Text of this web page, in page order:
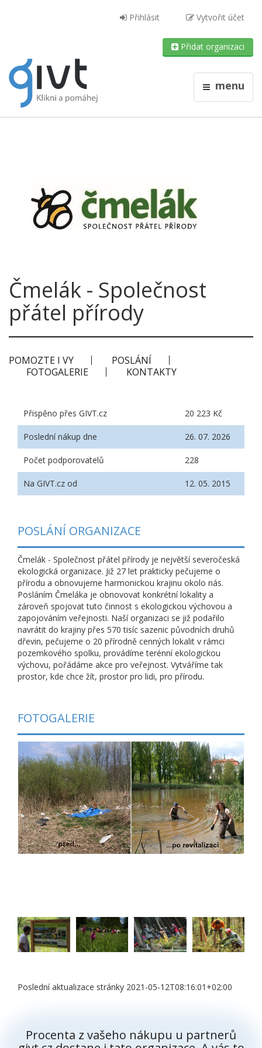
Přihlásit Vytvořit účet
Přidat organizaci
menu
Čmelák - Společnost
přátel přírody
POMOZTE I VY
POSLÁNÍ
FOTOGALERIE
KONTAKTY
Přispěno přes GIVT.cz 20 223 Kč
Poslední nákup dne 26. 07. 2026
Počet podporovatelů 228
Na GIVT.cz od 12. 05. 2015
POSLÁNÍ ORGANIZACE
Čmelák - Společnost přátel přírody je největší severočeská
ekologická organizace. Již 27 let prakticky pečujeme o
přírodu a obnovujeme harmonickou krajinu okolo nás.
Posláním Čmeláka je obnovovat konkrétní lokality a
zároveň spojovat tuto činnost s ekologickou výchovou a
zapojováním veřejnosti. Naší organizaci se již podařilo
navrátit do krajiny přes 570 tisíc sazenic původních druhů
dřevin, pečujeme o 20 přírodně cenných lokalit v rámci
pozemkového spolku, provádíme terénní ekologickou
výchovu, pořádáme akce pro veřejnost. Vytváříme tak
prostor, kde chce žít, prostor pro lidi, pro přírodu.
FOTOGALERIE
Poslední aktualizace stránky 2021-05-12T08:16:01+02:00
Procenta z vašeho nákupu u partnerů